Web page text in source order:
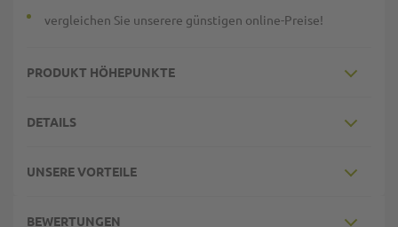
vergleichen Sie unserere günstigen online-Preise!
PRODUKT HÖHEPUNKTE
DETAILS
UNSERE VORTEILE
BEWERTUNGEN